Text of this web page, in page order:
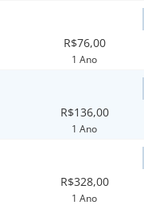
R$76,00
1 Ano
R$136,00
1 Ano
R$328,00
1 Ano